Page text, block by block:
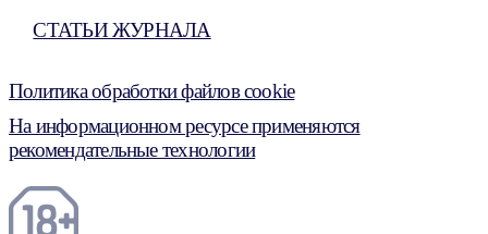
СТАТЬИ ЖУРНАЛА
Политика обработки файлов cookie
На информационном ресурсе применяются
рекомендательные технологии